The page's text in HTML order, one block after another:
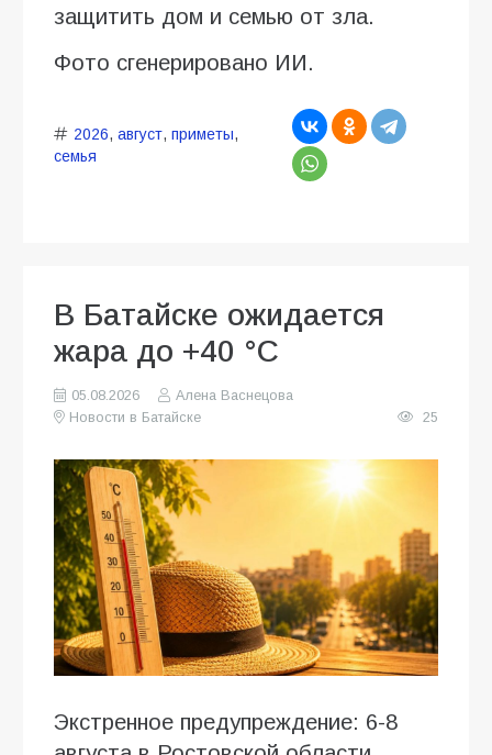
защитить дом и семью от зла.
Фото сгенерировано ИИ.
2026, август, приметы,
семья
В Батайске ожидается
жара до +40 °C
05.08.2026
Алена Васнецова
Новости в Батайске
25
Экстренное предупреждение: 6-8